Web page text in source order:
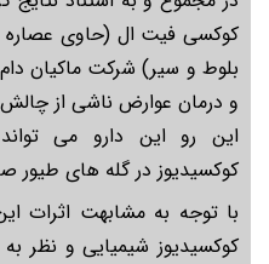
کوکسی فیت ال (حاوی عصاره
بلوط و سیر) شرکت ماکیان
و درمان عوارض ناشی از چالش
این رو این دارو می
کوکسیدیوز در گله های
با توجه به مشابهت اثرات
کوکسیدیوز شیمیایی و نظر